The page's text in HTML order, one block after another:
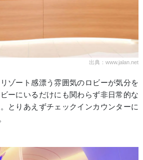
出典：www.jalan.net
ゾート感漂う雰囲気のロビーが気分を
ーにいるだけにも関わらず非日常的な
とりあえずチェックインカウンターに